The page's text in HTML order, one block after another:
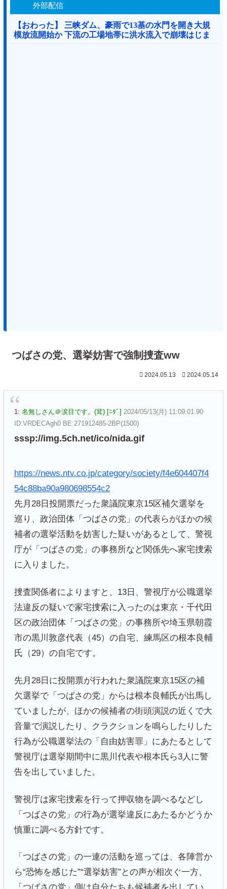
外部配信
【おわった】 三峡ダム、豪雨で13基の水門を開き大規
模放流開始か 下流の工場地帯に洪水流入で崩壊はじま
る
つばさの党、選挙妨害で強制捜査ww
2024.05.13 2024.05.14
1: 名無しさん＠涙目です。(茸) [ﾆﾀﾞ] 2024/05/13(月) 11:09:01.90
ID:VRDECAgh0 BE:271912485-2BP(1500)
sssp://img.5ch.net/ico/nida.gif
https://news.ntv.co.jp/category/society/f4e604407f4
54c88ba90a980698554c2
先月28日投開票だった衆議院東京15区補欠選挙を
巡り、政治団体「つばさの党」の代表らがほかの候
補者の選挙活動を妨害した疑いがあるとして、警視
庁が「つばさの党」の事務所など関係先へ家宅捜索
に入りました。
捜査関係者によりますと、13日、警視庁が公職選挙
法違反の疑いで家宅捜索に入ったのは東京・千代田
区の政治団体「つばさの党」の事務所や埼玉県朝霞
市の黒川敦彦代表（45）の自宅、練馬区の根本良輔
氏（29）の自宅です。
先月28日に投開票が行われた衆議院東京15区の補
欠選挙で「つばさの党」からは根本良輔氏が出馬し
ていましたが、ほかの候補者の街頭演説の近くで大
音量で演説したり、クラクションを鳴らしたりした
行為が公職選挙法の「自由妨害罪」にあたるとして
警視庁は選挙期間中に黒川代表や根本氏ら3人に警
告を出していました。
警視庁は家宅捜索を行って押収物を調べるなどし
「つばさの党」の行為が選挙違反にあたるかどうか
慎重に調べる方針です。
「つばさの党」の一連の活動を巡っては、各陣営か
ら“恐怖を感じた”“選挙妨害”との声が相次ぐ一方、